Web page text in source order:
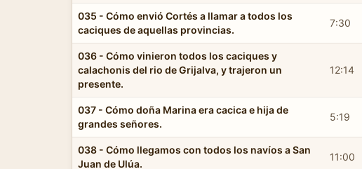
035 - Cómo envió Cortés a llamar a todos los
caciques de aquellas provincias.
7:30
036 - Cómo vinieron todos los caciques y
calachonis del rio de Grijalva, y trajeron un
presente.
12:14
037 - Cómo doña Marina era cacica e hija de
grandes señores.
5:19
038 - Cómo llegamos con todos los navíos a San
Juan de Ulúa.
11:00